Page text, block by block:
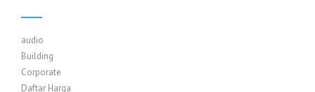
audio
Building
Corporate
Daftar Harga